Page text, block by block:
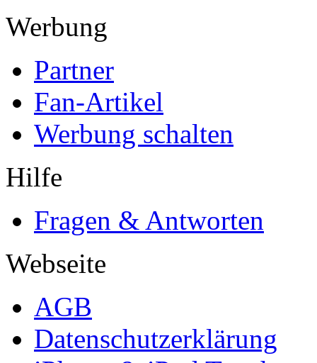
Werbung
Partner
Fan-Artikel
Werbung schalten
Hilfe
Fragen & Antworten
Webseite
AGB
Datenschutzerklärung